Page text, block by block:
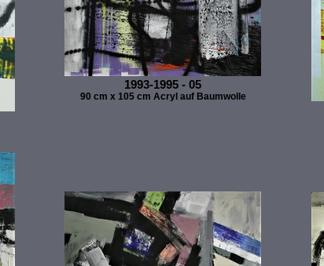
1993-1995 - 05
90 cm x 105 cm Acryl auf Baumwolle